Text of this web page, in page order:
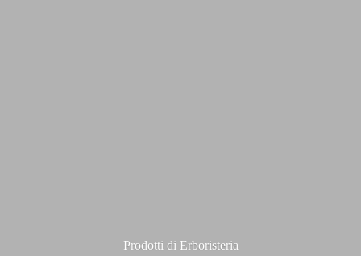
Prodotti di Erboristeria